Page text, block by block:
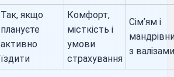
Так, якщо
плануєте
активно
їздити
Комфорт,
місткість і
умови
страхування
Сім’ям і
з